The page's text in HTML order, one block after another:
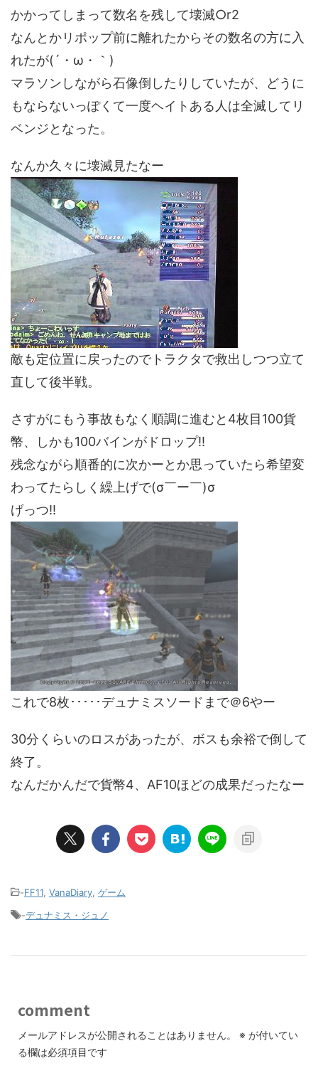
かかってしまって数名を残して壊滅○r2
なんとかリポップ前に離れたからその数名の方に入
れたが(´・ω・｀)
マラソンしながら石像倒したりしていたが、どうに
もならないっぽくて一度ヘイトある人は全滅してリ
ベンジとなった。
なんか久々に壊滅見たなー
敵も定位置に戻ったのでトラクタで救出しつつ立て
直して後半戦。
さすがにもう事故もなく順調に進むと4枚目100貨
幣、しかも100バインがドロップ!!
残念ながら順番的に次かーとか思っていたら希望変
わってたらしく繰上げで(σ￣ー￣)σ
げっつ!!
これで8枚･････デュナミスソードまで＠6やー
30分くらいのロスがあったが、ボスも余裕で倒して
終了。
なんだかんだで貨幣4、AF10ほどの成果だったなー
-FF11 VanaDiary ゲーム
-デュナミス・ジュノ
comment
メールアドレスが公開されることはありません。 ※ が付いてい
る欄は必須項目です